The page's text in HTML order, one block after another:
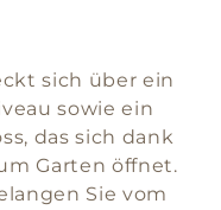
sich über ein
sowie ein
das sich dank
Garten öffnet.
Sie vom